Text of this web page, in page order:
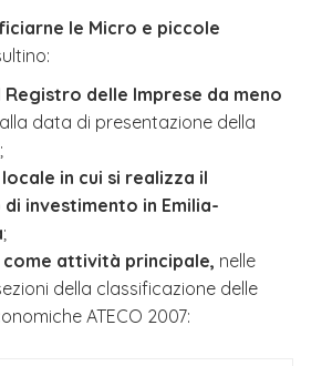
le Micro e piccole
delle Imprese da meno
alla data di presentazione della
in cui si realizza il
investimento in Emilia-
;
attività principale, nelle
della classificazione delle
ATECO 2007: